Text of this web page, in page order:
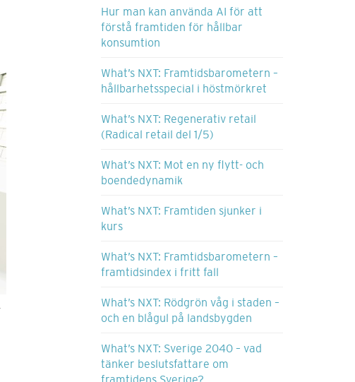
Hur man kan använda AI för att
förstå framtiden för hållbar
konsumtion
What’s NXT: Framtidsbarometern –
hållbarhetsspecial i höstmörkret
What’s NXT: Regenerativ retail
(Radical retail del 1/5)
What’s NXT: Mot en ny flytt- och
boendedynamik
What’s NXT: Framtiden sjunker i
kurs
What’s NXT: Framtidsbarometern –
framtidsindex i fritt fall
What’s NXT: Rödgrön våg i staden –
och en blågul på landsbygden
What’s NXT: Sverige 2040 – vad
tänker beslutsfattare om
framtidens Sverige?